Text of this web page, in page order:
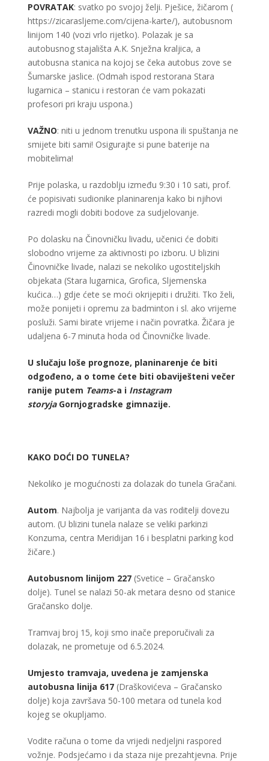
POVRATAK: svatko po svojoj želji. Pješice, žičarom (
https://zicarasljeme.com/cijena-karte/), autobusnom
linijom 140 (vozi vrlo rijetko). Polazak je sa
autobusnog stajališta A.K. Snježna kraljica, a
autobusna stanica na kojoj se čeka autobus zove se
Šumarske jaslice. (Odmah ispod restorana Stara
lugarnica – stanicu i restoran će vam pokazati
profesori pri kraju uspona.)
VAŽNO: niti u jednom trenutku uspona ili spuštanja ne
smijete biti sami! Osigurajte si pune baterije na
mobitelima!
Prije polaska, u razdoblju između 9:30 i 10 sati, prof.
će popisivati sudionike planinarenja kako bi njihovi
razredi mogli dobiti bodove za sudjelovanje.
Po dolasku na Činovničku livadu, učenici će dobiti
slobodno vrijeme za aktivnosti po izboru. U blizini
Činovničke livade, nalazi se nekoliko ugostiteljskih
objekata (Stara lugarnica, Grofica, Sljemenska
kućica…) gdje ćete se moći okrijepiti i družiti. Tko želi,
može ponijeti i opremu za badminton i sl. ako vrijeme
posluži. Sami birate vrijeme i način povratka. Žičara je
udaljena 6-7 minuta hoda od Činovničke livade.
U slučaju loše prognoze, planinarenje će biti
odgođeno, a o tome ćete biti obaviješteni večer
ranije putem Teams-a i Instagram
storyjaGornjogradske gimnazije.
KAKO DOĆI DO TUNELA?
Nekoliko je mogućnosti za dolazak do tunela Gračani.
Autom. Najbolja je varijanta da vas roditelji dovezu
autom. (U blizini tunela nalaze se veliki parkinzi
Konzuma, centra Meridijan 16 i besplatni parking kod
žičare.)
Autobusnom linijom 227 (Svetice – Gračansko
dolje). Tunel se nalazi 50-ak metara desno od stanice
Gračansko dolje.
Tramvaj broj 15, koji smo inače preporučivali za
dolazak, ne prometuje od 6.5.2024.
Umjesto tramvaja, uvedena je zamjenska
autobusna linija 617 (Draškovićeva – Gračansko
dolje) koja završava 50-100 metara od tunela kod
kojeg se okupljamo.
Vodite računa o tome da vrijedi nedjeljni raspored
vožnje. Podsjećamo i da staza nije prezahtjevna. Prije